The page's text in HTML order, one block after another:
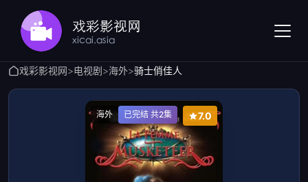
戏彩影视网>电视剧>海外>骑士俏佳人
海外 已完结 共2集 7.0